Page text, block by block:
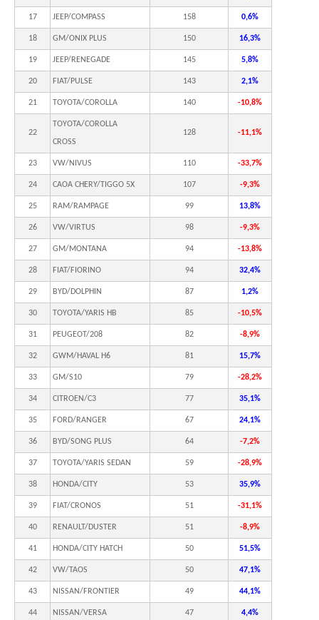
17 JEEP/COMPASS 158 0,6%
18 GM/ONIX PLUS 150 16,3%
19 JEEP/RENEGADE 145 5,8%
20 FIAT/PULSE 143 2,1%
21 TOYOTA/COROLLA 140 -10,8%
22
TOYOTA/COROLLA
CROSS
128 -11,1%
23 VW/NIVUS 110 -33,7%
24 CAOA CHERY/TIGGO 5X 107 -9,3%
25 RAM/RAMPAGE 99 13,8%
26 VW/VIRTUS 98 -9,3%
27 GM/MONTANA 94 -13,8%
28 FIAT/FIORINO 94 32,4%
29 BYD/DOLPHIN 87 1,2%
30 TOYOTA/YARIS HB 85 -10,5%
31 PEUGEOT/208 82 -8,9%
32 GWM/HAVAL H6 81 15,7%
33 GM/S10 79 -28,2%
34 CITROEN/C3 77 35,1%
35 FORD/RANGER 67 24,1%
36 BYD/SONG PLUS 64 -7,2%
37 TOYOTA/YARIS SEDAN 59 -28,9%
38 HONDA/CITY 53 35,9%
39 FIAT/CRONOS 51 -31,1%
40 RENAULT/DUSTER 51 -8,9%
41 HONDA/CITY HATCH 50 51,5%
42 VW/TAOS 50 47,1%
43 NISSAN/FRONTIER 49 44,1%
44 NISSAN/VERSA 47 4,4%